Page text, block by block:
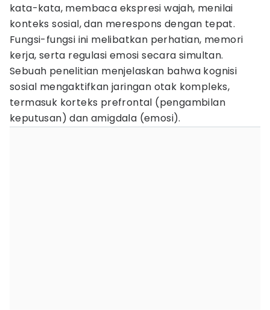
kata-kata, membaca ekspresi wajah, menilai
konteks sosial, dan merespons dengan tepat.
Fungsi-fungsi ini melibatkan perhatian, memori
kerja, serta regulasi emosi secara simultan.
Sebuah penelitian menjelaskan bahwa kognisi
sosial mengaktifkan jaringan otak kompleks,
termasuk korteks prefrontal (pengambilan
keputusan) dan amigdala (emosi).